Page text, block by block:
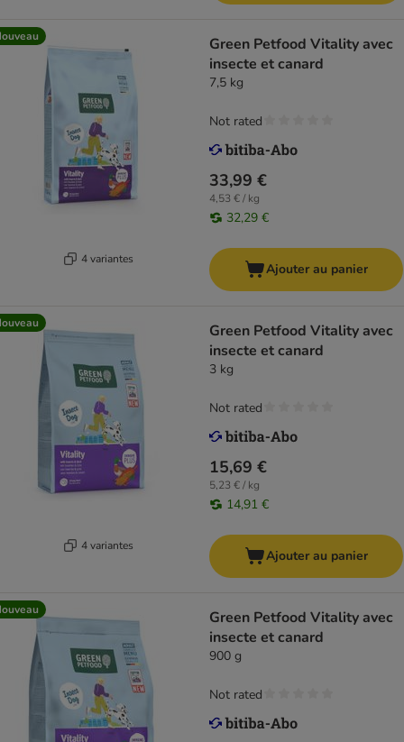
4 variantes
Green Petfood Vitality avec
insecte et canard
7,5 kg
33,99 €
4,53 € / kg
32,29 €
Not rated
Ajouter au panier
4 variantes
Green Petfood Vitality avec
insecte et canard
3 kg
15,69 €
5,23 € / kg
14,91 €
Not rated
Ajouter au panier
Green Petfood Vitality avec
insecte et canard
900 g
Not rated